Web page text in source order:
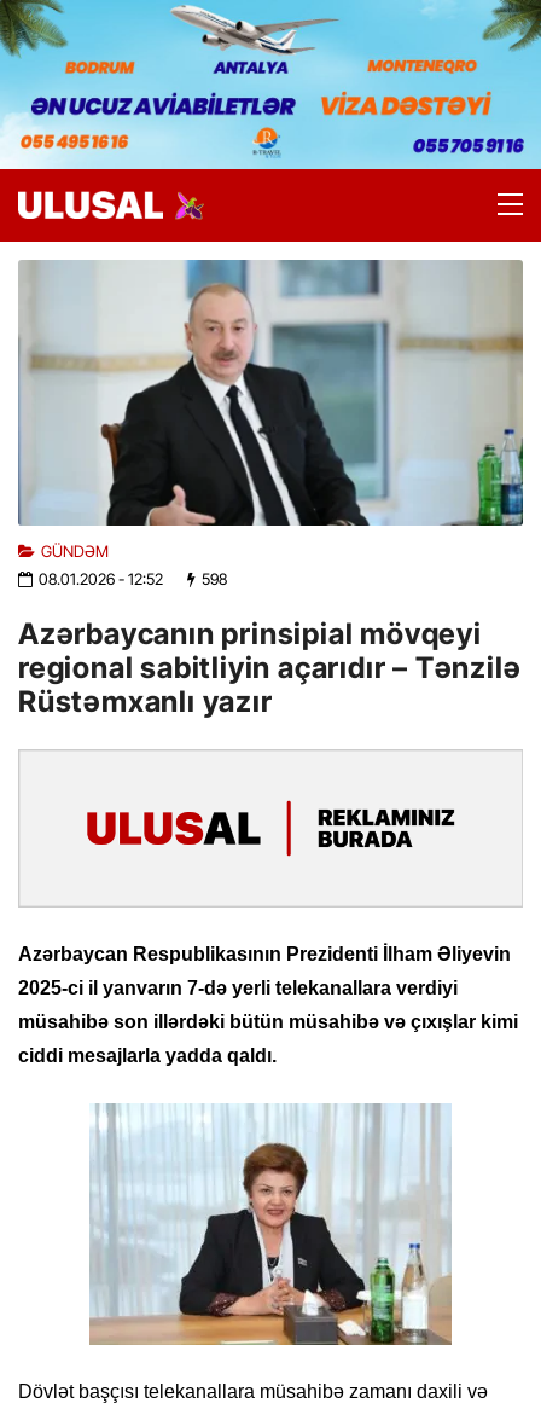
GÜNDƏM
08.01.2026- 12:52 598
Azərbaycanın prinsipial mövqeyi
regional sabitliyin açarıdır – Tənzilə
Rüstəmxanlı yazır
Azərbaycan Respublikasının Prezidenti İlham Əliyevin
2025-ci il yanvarın 7-də yerli telekanallara verdiyi
müsahibə son illərdəki bütün müsahibə və çıxışlar kimi
ciddi mesajlarla yadda qaldı.
Dövlət başçısı telekanallara müsahibə zamanı daxili və